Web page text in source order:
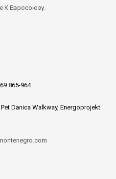
К Евросоюзу.
865-964
Danica Walkway, Energoprojekt